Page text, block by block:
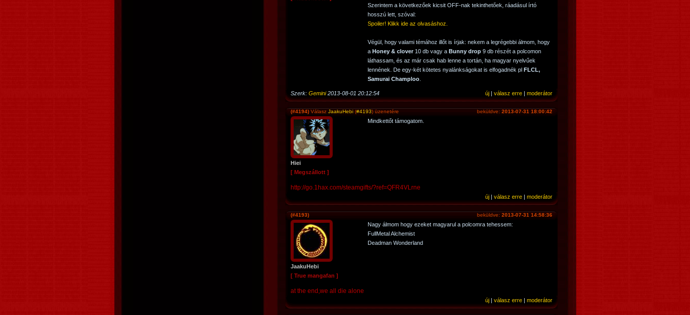
Szerintem a következőek kicsit OFF-nak tekinthetőek, ráadásul írtó
hosszú lett, szóval:
Spoiler! Klikk ide az olvasáshoz.
Végül, hogy valami témához illőt is írjak: nekem a legrégebbi álmom, hogy
a Honey & clover10 db vagy a Bunny drop 9 db részét a polcomon
láthassam, és az már csak hab lenne a tortán, ha magyar nyelvűek
lennének. De egy-két kötetes nyalánkságokat is elfogadnék pl FLCL,
Samurai Champloo
új | válasz erre | moderátor
Szerk: Gemini2013-08-01 20:12:54
beküldve: 2013-07-31 18:00:42
(#4194) Válasz JaakuHebi (#4193) üzenetére
Hiei
[ Megszállott ]
Mindkettőt támogatom.
http://go.1hax.com/steamgifts/?ref=QFR4VLrne
új | válasz erre | moderátor
beküldve: 2013-07-31 14:58:36
(#4193)
JaakuHebi
[ True mangafan ]
Nagy álmom hogy ezeket magyarul a polcomra tehessem:
FullMetal Alchemist
Deadman Wonderland
at the end,we all die alone
új | válasz erre | moderátor